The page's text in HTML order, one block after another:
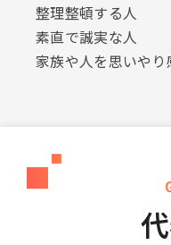
整理整頓する人
素直で誠実な人
家族や人を思いやり